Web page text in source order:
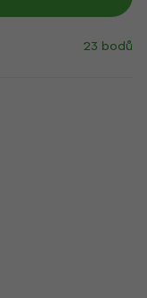
23 bodů